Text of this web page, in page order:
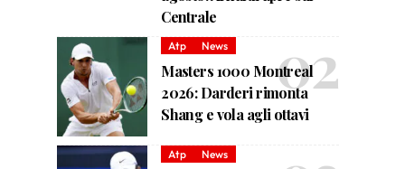
Centrale
Atp News
Masters 1000 Montreal
2026: Darderi rimonta
Shang e vola agli ottavi
Atp News